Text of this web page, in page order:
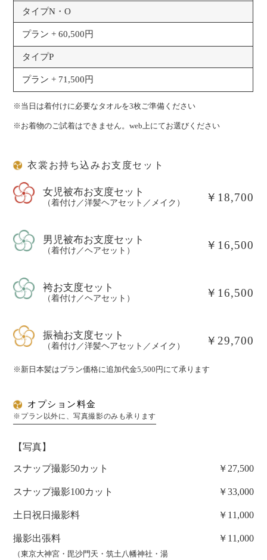
タイプN・O
プラン + 60,500円
タイプP
プラン + 71,500円
※当日は着付けに必要なタオルを3枚ご準備ください
※お着物のご試着はできません。web上にてお選びください
衣裳お持ち込みお支度セット
女児被布お支度セット
（着付け／洋髪ヘアセット／メイク） ￥18,700
男児被布お支度セット
（着付け／ヘアセット） ￥16,500
袴お支度セット
（着付け／ヘアセット） ￥16,500
振袖お支度セット
（着付け／洋髪ヘアセット／メイク） ￥29,700
※新日本髪はプラン価格に追加代金5,500円にて承ります
オプション料金
※プラン以外に、写真撮影のみも承ります
【写真】
スナップ撮影50カット ￥27,500
スナップ撮影100カット ￥33,000
土日祝日撮影料 ￥11,000
撮影出張料 ￥11,000
（東京大神宮・毘沙門天・筑土八幡神社・湯